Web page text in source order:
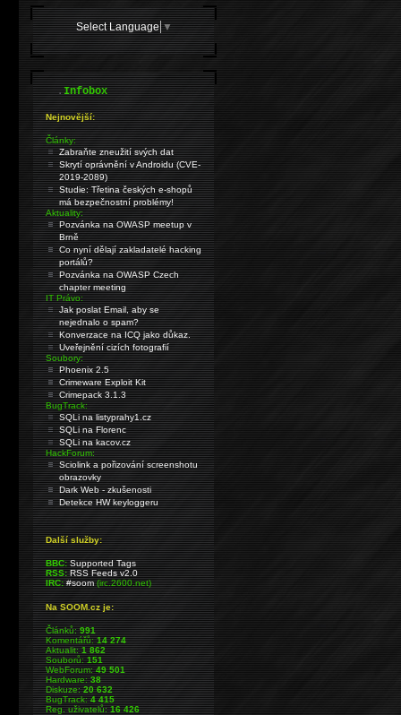
Select Language ▼
.Infobox
Nejnovější:
Články:
Zabraňte zneužití svých dat
Skrytí oprávnění v Androidu (CVE-
2019-2089)
Studie: Třetina českých e-shopů
má bezpečnostní problémy!
Aktuality:
Pozvánka na OWASP meetup v
Brně
Co nyní dělají zakladatelé hacking
portálů?
Pozvánka na OWASP Czech
chapter meeting
IT Právo:
Jak poslat Email, aby se
nejednalo o spam?
Konverzace na ICQ jako důkaz.
Uveřejnění cizích fotografií
Soubory:
Phoenix 2.5
Crimeware Exploit Kit
Crimepack 3.1.3
BugTrack:
SQLi na listyprahy1.cz
SQLi na Florenc
SQLi na kacov.cz
HackForum:
Sciolink a pořizování screenshotu
obrazovky
Dark Web - zkušenosti
Detekce HW keyloggeru
Další služby:
BBC: Supported Tags
RSS: RSS Feeds v2.0
IRC: #soom(irc.2600.net)
Na SOOM.cz je:
Článků:991
Komentářů:14 274
Aktualit:1 862
Souborů:151
WebForum:49 501
Hardware:38
Diskuze:20 632
BugTrack:4 415
Reg. uživatelů:16 426